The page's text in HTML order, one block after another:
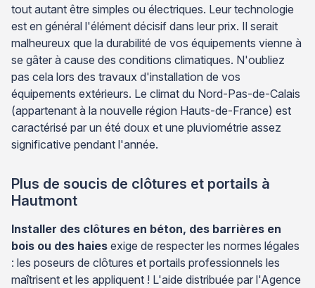
tout autant être simples ou électriques. Leur technologie
est en général l'élément décisif dans leur prix. Il serait
malheureux que la durabilité de vos équipements vienne à
se gâter à cause des conditions climatiques. N'oubliez
pas cela lors des travaux d'installation de vos
équipements extérieurs. Le climat du Nord-Pas-de-Calais
(appartenant à la nouvelle région Hauts-de-France) est
caractérisé par un été doux et une pluviométrie assez
significative pendant l'année.
Plus de soucis de clôtures et portails à
Hautmont
Installer des clôtures en béton, des barrières en
bois ou des haies exige de respecter les normes légales
: les poseurs de clôtures et portails professionnels les
maîtrisent et les appliquent ! L'aide distribuée par l'Agence